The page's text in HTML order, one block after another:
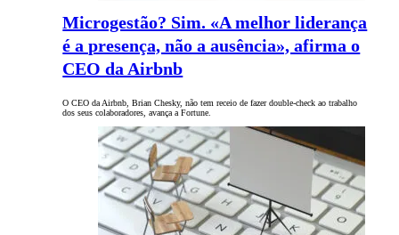
Microgestão? Sim. «A melhor liderança
é a presença, não a ausência», afirma o
CEO da Airbnb
O CEO da Airbnb, Brian Chesky, não tem receio de fazer double-check ao trabalho
dos seus colaboradores, avança a Fortune.